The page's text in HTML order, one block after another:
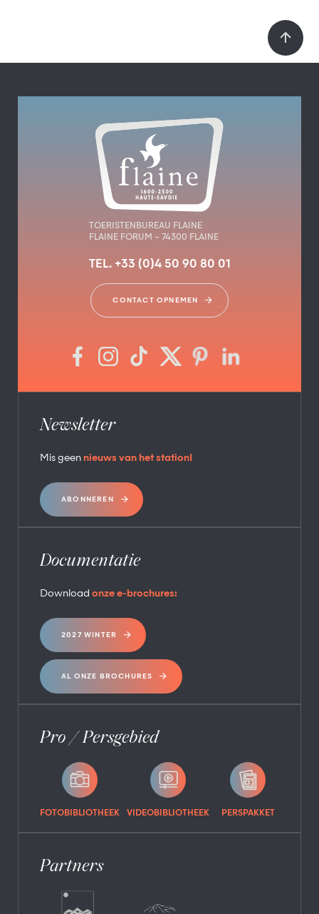
TOERISTENBUREAU FLAINE
FLAINE FORUM – 74300 FLAINE
TEL. +33 (0)4 50 90 80 01
CONTACT OPNEMEN
Newsletter
Mis geen nieuws van het station!
ABONNEREN
Documentatie
Download onze e-brochures:
2027 WINTER
AL ONZE BROCHURES
Pro / Persgebied
FOTOBIBLIOTHEEK VIDEOBIBLIOTHEEK PERSPAKKET
Partners